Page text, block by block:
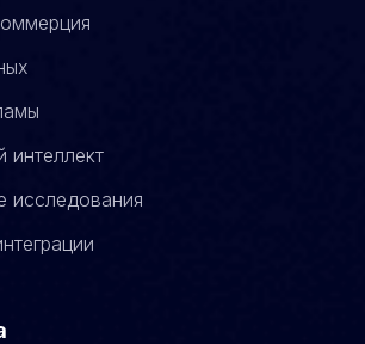
интеллект
исследования